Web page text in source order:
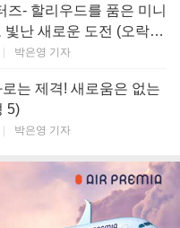
즈- 할리우드를 품은 미니
새로운 도전 (오락성
박은영 기자
는 제격! 새로움은 없는
5)
박은영 기자